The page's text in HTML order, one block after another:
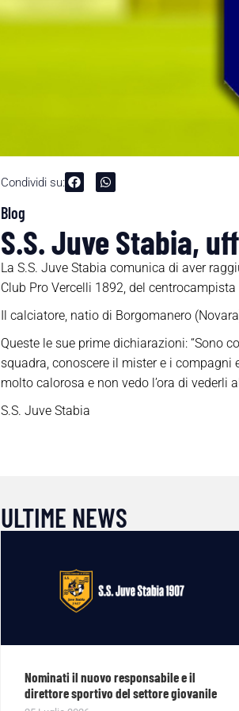
Condividi su:
Blog
S.S. Juve Stabia,
La S.S. Juve Stabia comunica di aver
Club Pro Vercelli 1892, del centrocampista
Il calciatore, natio di Borgomanero
Queste le sue prime dichiarazioni: “Sono
squadra, conoscere il mister e i
molto calorosa e non vedo l’ora di vederli
S.S. Juve Stabia
ULTIME NEWS
Nominati il nuovo responsabile e il
direttore sportivo del settore giovanile